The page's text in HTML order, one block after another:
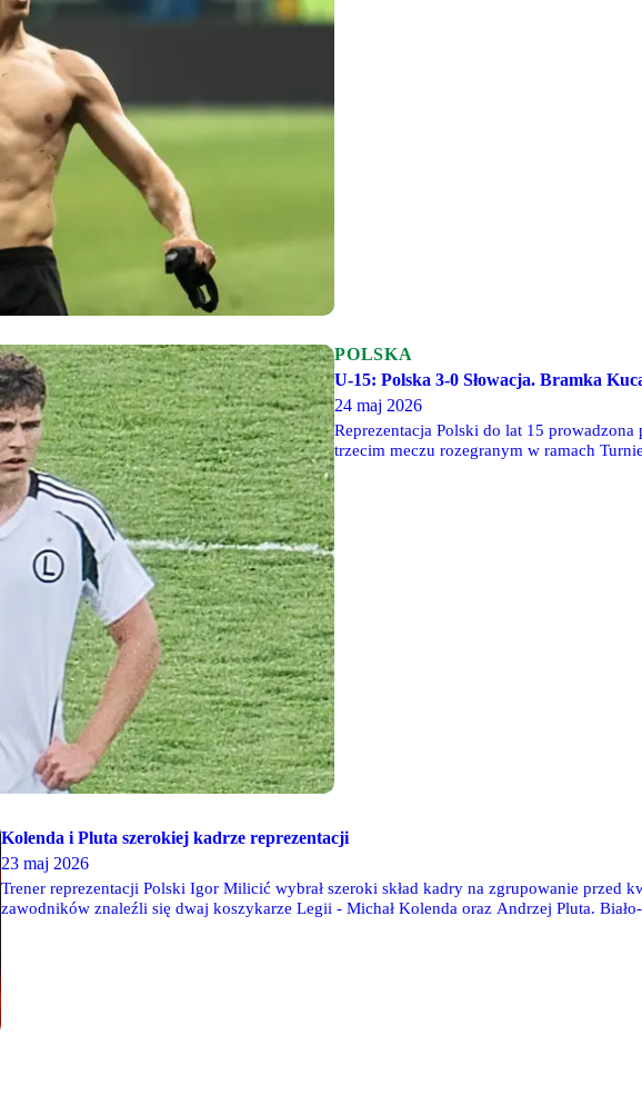
POLSKA
U-15: Polska 3-0 Słowacja. Bramka
24 maj 2026
Reprezentacja Polski do lat 15
trzecim meczu rozegranym w ramach
Kolenda i Pluta szerokiej kadrze reprezentacji
23 maj 2026
Trener reprezentacji Polski Igor Milicić wybrał szeroki skład kadry na zgrupowanie przed
zawodników znaleźli się dwaj koszykarze Legii - Michał Kolenda oraz Andrzej Pluta.